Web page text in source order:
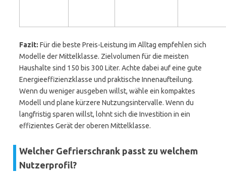
Fazit: Für die beste Preis-Leistung im Alltag empfehlen sich
Modelle der Mittelklasse. Zielvolumen für die meisten
Haushalte sind 150 bis 300 Liter. Achte dabei auf eine gute
Energieeffizienzklasse und praktische Innenaufteilung.
Wenn du weniger ausgeben willst, wähle ein kompaktes
Modell und plane kürzere Nutzungsintervalle. Wenn du
langfristig sparen willst, lohnt sich die Investition in ein
effizientes Gerät der oberen Mittelklasse.
Welcher Gefrierschrank passt zu welchem
Nutzerprofil?